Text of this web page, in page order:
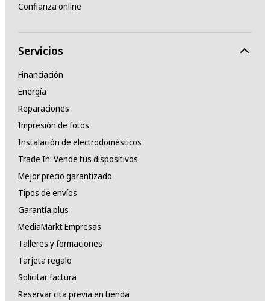
Confianza online
Servicios
Financiación
Energía
Reparaciones
Impresión de fotos
Instalación de electrodomésticos
Trade In: Vende tus dispositivos
Mejor precio garantizado
Tipos de envíos
Garantía plus
MediaMarkt Empresas
Talleres y formaciones
Tarjeta regalo
Solicitar factura
Reservar cita previa en tienda